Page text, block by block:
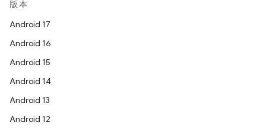
版本
Android 17
Android 16
Android 15
Android 14
Android 13
Android 12